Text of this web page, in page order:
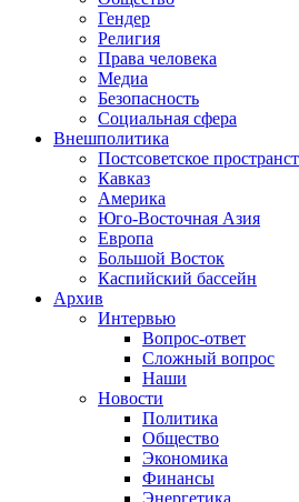
Гендер
Религия
Права человека
Медиа
Безопасность
Социальная сфера
Внешполитика
Постсоветское
Кавказ
Америка
Юго-Восточная Азия
Европа
Большой Восток
Каспийский бассейн
Архив
Интервью
Вопрос-ответ
Сложный вопрос
Наши
Новости
Политика
Общество
Экономика
Финансы
Энергетика